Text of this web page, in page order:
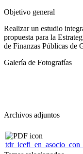
Objetivo general
Realizar un estudio
propuesta para la
de Finanzas Públicas de
Galería de Fotografías
Archivos adjuntos